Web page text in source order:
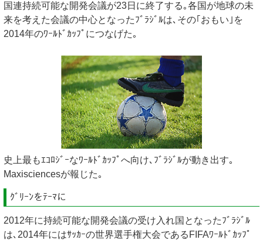
国連持続可能な開発会議が23日に終了する｡各国が地球の未
来を考えた会議の中心となったﾌﾞﾗｼﾞﾙは､その｢おもい｣を
2014年のﾜｰﾙﾄﾞｶｯﾌﾟにつなげた｡
史上最もｴｺﾛｼﾞｰなﾜｰﾙﾄﾞｶｯﾌﾟへ向け､ﾌﾞﾗｼﾞﾙが動き出す｡
Maxisciencesが報じた｡
ｸﾞﾘｰﾝをﾃｰﾏに
2012年に持続可能な開発会議の受け入れ国となったﾌﾞﾗｼﾞﾙ
は､2014年にはｻｯｶｰの世界選手権大会であるFIFAﾜｰﾙﾄﾞｶｯﾌﾟ